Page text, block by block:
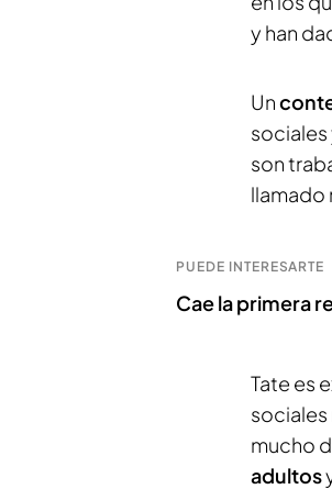
y han
Un
sociales
son
llamado
PUEDE INTERESARTE
Cae la primera
Tate es
mucho
adultos